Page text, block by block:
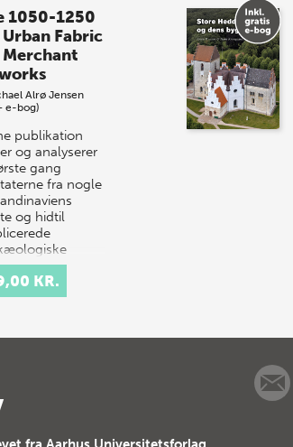
1050-1250
Urban Fabric
Merchant
Alrø Jensen
e-bog)
publikation
og analyserer
gang
fra nogle
og hidtil
KR.